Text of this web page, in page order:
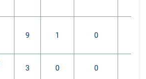
9 1 0
3 0 0